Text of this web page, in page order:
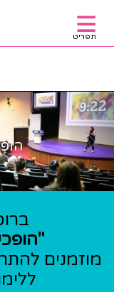
תפריט
הבא
מוזמנים